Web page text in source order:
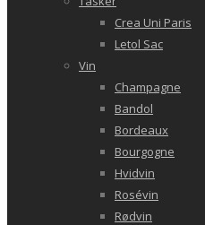
Crea Uni Paris
Letol Sac
Vin
Champagne
Bandol
Bordeaux
Bourgogne
Hvidvin
Rosévin
Rødvin